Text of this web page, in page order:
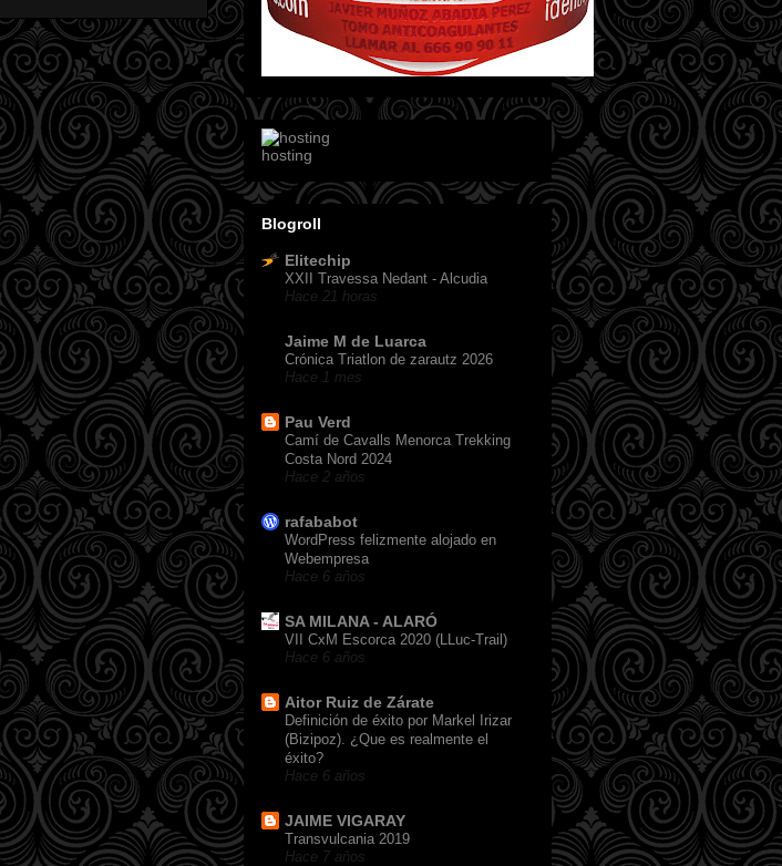
hosting
Blogroll
Elitechip
XXII Travessa Nedant - Alcudia
Hace 21 horas
Jaime M de Luarca
Crónica Triatlon de zarautz 2026
Hace 1 mes
Pau Verd
Camí de Cavalls Menorca Trekking
Costa Nord 2024
Hace 2 años
rafababot
WordPress felizmente alojado en
Webempresa
Hace 6 años
SA MILANA - ALARÓ
VII CxM Escorca 2020 (LLuc-Trail)
Hace 6 años
Aitor Ruiz de Zárate
Definición de éxito por Markel Irizar
(Bizipoz). ¿Que es realmente el
éxito?
Hace 6 años
JAIME VIGARAY
Transvulcania 2019
Hace 7 años